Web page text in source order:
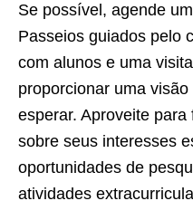
Se possível, agende
Passeios guiados pelo
com alunos e uma
proporcionar uma
esperar. Aproveite
sobre seus interesses
oportunidades de
atividades